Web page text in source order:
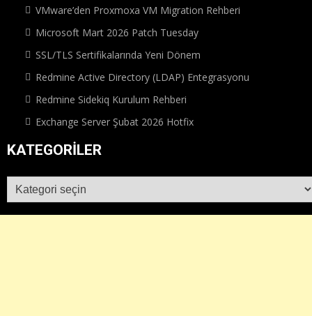
VMware’den Proxmoxa VM Migration Rehberi
Microsoft Mart 2026 Patch Tuesday
SSL/TLS Sertifikalarında Yeni Dönem
Redmine Active Directory (LDAP) Entegrasyonu
Redmine Sidekiq Kurulum Rehberi
Exchange Server Şubat 2026 Hotfix
KATEGORILER